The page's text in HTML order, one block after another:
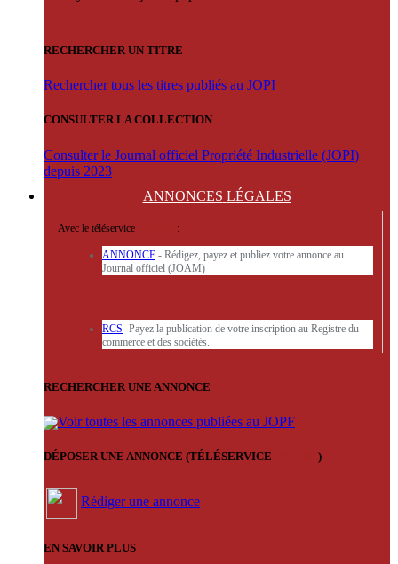
RECHERCHER UN TITRE
Rechercher tous les titres publiés au JOPI
CONSULTER LA COLLECTION
Consulter le Journal officiel Propriété Industrielle (JOPI)
depuis 2023
ANNONCES LÉGALES
Avec le téléservice :
ANNONCE - Rédigez, payez et publiez votre annonce au
Journal officiel (JOAM)
RCS- Payez la publication de votre inscription au Registre du
commerce et des sociétés.
RECHERCHER UNE ANNONCE
Voir toutes les annonces publiées au JOPF
DÉPOSER UNE ANNONCE (TÉLÉSERVICE )
Rédiger une annonce
EN SAVOIR PLUS